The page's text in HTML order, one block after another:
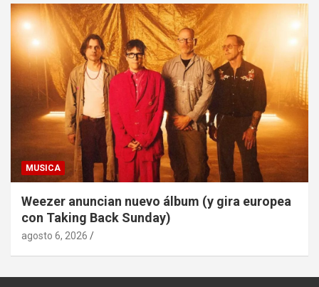
MUSICA
Weezer anuncian nuevo álbum (y gira europea
con Taking Back Sunday)
agosto 6, 2026